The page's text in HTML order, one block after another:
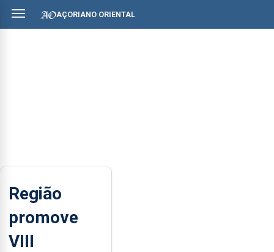
AÇORIANO ORIENTAL
Região
promove
VIII